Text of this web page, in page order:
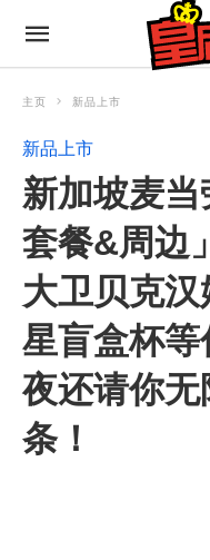
主页 新品上市
新品上市
新加坡麦
套餐&周边
大卫贝克
星盲盒杯
夜还请你
条！